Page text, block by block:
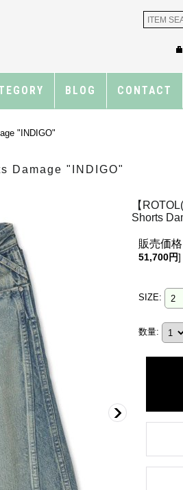
BLOG CONTACT
"INDIGO"
Damage "INDIGO"
【
Shorts
販売価格
51,700円]
SIZE:
数量: